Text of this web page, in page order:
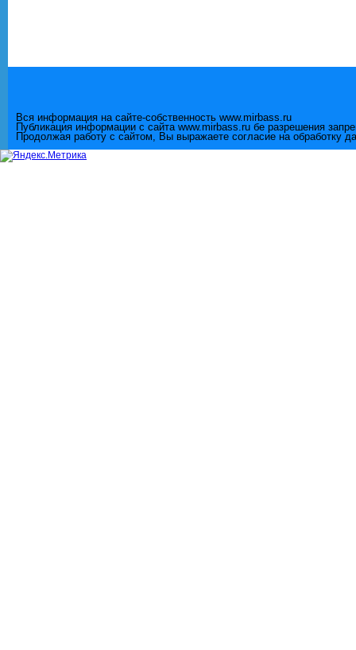
Вся информация на сайте-собственность www.mirbass.ru
Публикация информации с сайта www.mirbass.ru бе разрешения
Продолжая работу с сайтом, Вы выражаете согласие на обработку